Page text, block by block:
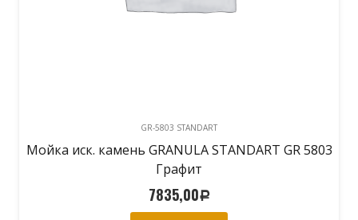
GR-5803 STANDART
Мойка иск. камень GRANULA STANDART GR 5803
Графит
7835,00Р